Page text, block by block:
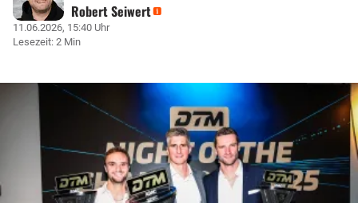
Robert Seiwert
11.06.2026, 15:40 Uhr
Lesezeit: 2 Min